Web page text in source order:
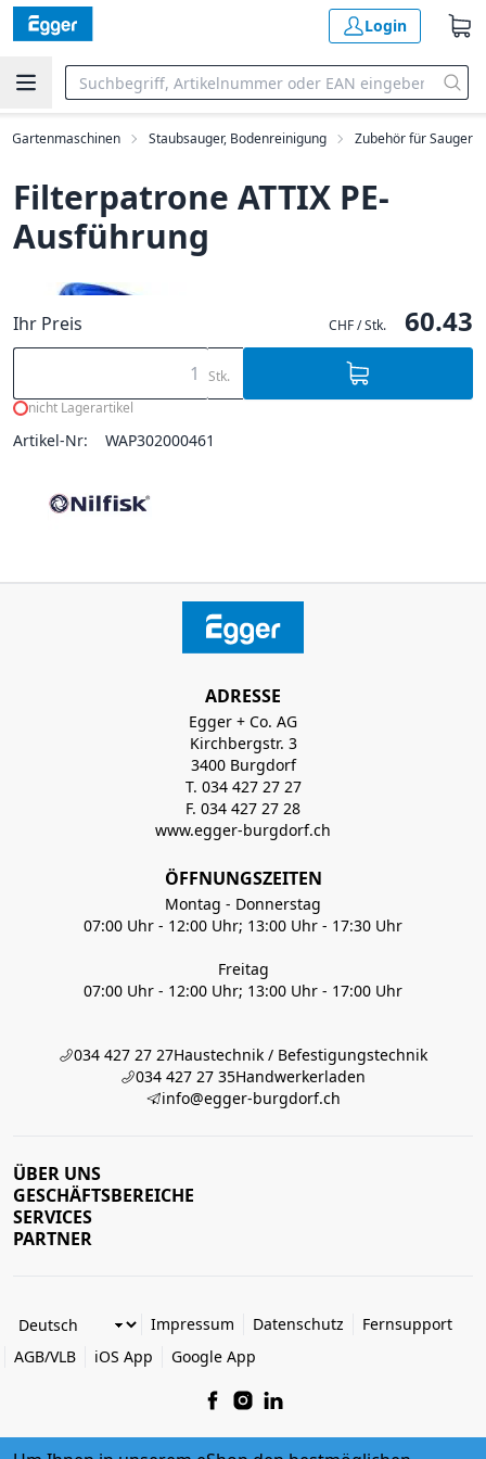
Login
Gartenmaschinen Staubsauger, Bodenreinigung Zubehör für Sauger
Filterpatrone ATTIX PE-
Ausführung
Ihr Preis CHF / Stk. 60.43
Stk.
nicht Lagerartikel
Artikel-Nr: WAP302000461
ADRESSE
Egger + Co. AG
Kirchbergstr. 3
3400 Burgdorf
T. 034 427 27 27
F. 034 427 27 28
www.egger-burgdorf.ch
ÖFFNUNGSZEITEN
Montag - Donnerstag
07:00 Uhr - 12:00 Uhr; 13:00 Uhr - 17:30 Uhr
Freitag
07:00 Uhr - 12:00 Uhr; 13:00 Uhr - 17:00 Uhr
034 427 27 27Haustechnik / Befestigungstechnik
034 427 27 35Handwerkerladen
info@egger-burgdorf.ch
ÜBER UNS
GESCHÄFTSBEREICHE
SERVICES
PARTNER
Impressum Datenschutz
Fernsupport
AGB/VLB
iOS App Google App